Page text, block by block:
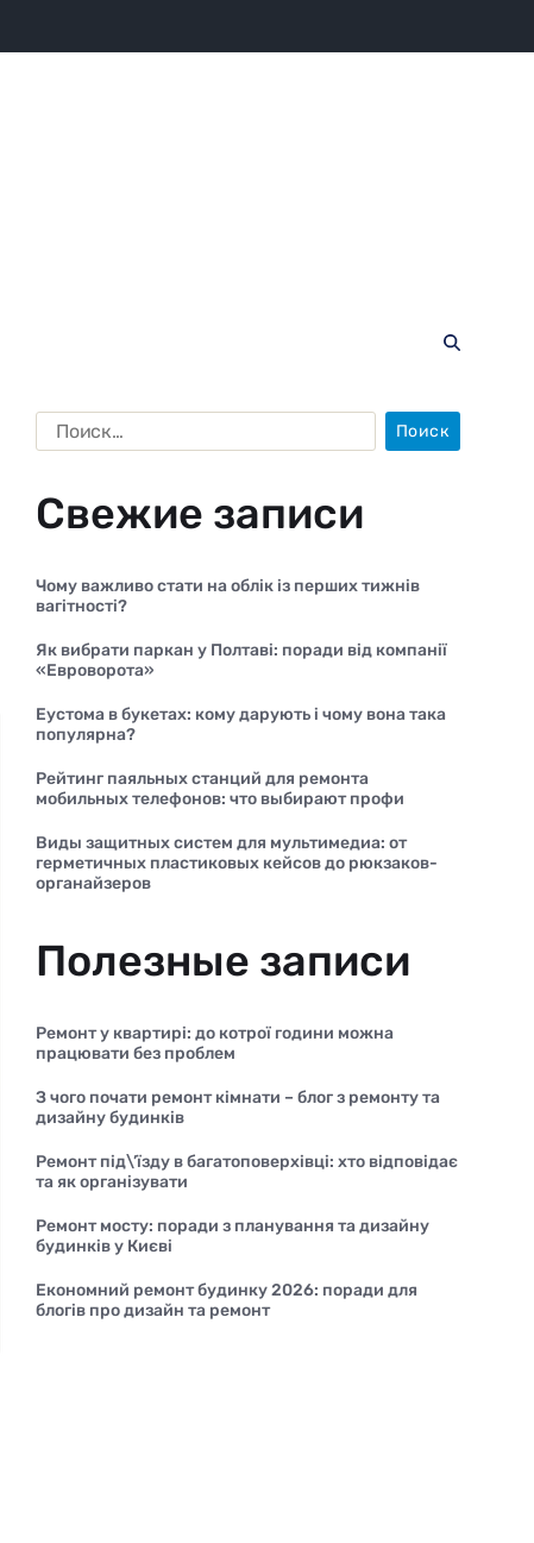
Свежие записи
Чому важливо стати на облік із перших тижнів
вагітності?
Як вибрати паркан у Полтаві: поради від компанії
«Евроворота»
Еустома в букетах: кому дарують і чому вона така
популярна?
Рейтинг паяльных станций для ремонта
мобильных телефонов: что выбирают профи
Виды защитных систем для мультимедиа: от
герметичных пластиковых кейсов до рюкзаков-
органайзеров
Полезные записи
Ремонт у квартирі: до котрої години можна
працювати без проблем
З чого почати ремонт кімнати – блог з ремонту та
дизайну будинків
Ремонт під\’їзду в багатоповерхівці: хто відповідає
та як організувати
Ремонт мосту: поради з планування та дизайну
будинків у Києві
Економний ремонт будинку 2026: поради для
блогів про дизайн та ремонт